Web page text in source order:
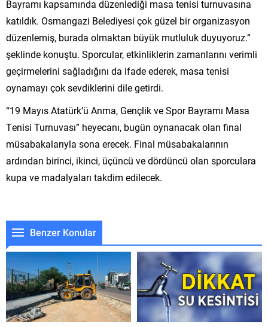
Bayramı kapsamında düzenlediği masa tenisi turnuvasına
katıldık. Osmangazi Belediyesi çok güzel bir organizasyon
düzenlemiş, burada olmaktan büyük mutluluk duyuyoruz.”
şeklinde konuştu. Sporcular, etkinliklerin zamanlarını verimli
geçirmelerini sağladığını da ifade ederek, masa tenisi
oynamayı çok sevdiklerini dile getirdi.
“19 Mayıs Atatürk’ü Anma, Gençlik ve Spor Bayramı Masa
Tenisi Turnuvası” heyecanı, bugün oynanacak olan final
müsabakalarıyla sona erecek. Final müsabakalarının
ardından birinci, ikinci, üçüncü ve dördüncü olan sporculara
kupa ve madalyaları takdim edilecek.
Benzer Konular